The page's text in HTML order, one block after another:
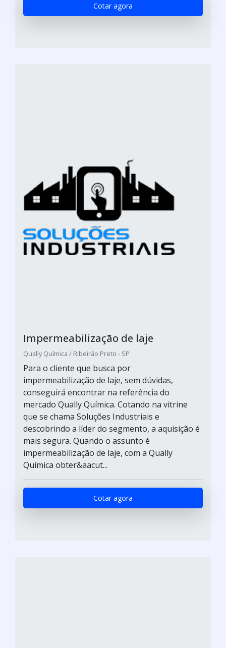
Cotar agora
Impermeabilização de laje
Qually Química / Ribeirão Preto - SP
Para o cliente que busca por
impermeabilização de laje, sem dúvidas,
conseguirá encontrar na referência do
mercado Qually Química. Cotando na vitrine
que se chama Soluções Industriais e
descobrindo a líder do segmento, a aquisição é
mais segura. Quando o assunto é
impermeabilização de laje, com a Qually
Química obter&aacut...
Cotar agora